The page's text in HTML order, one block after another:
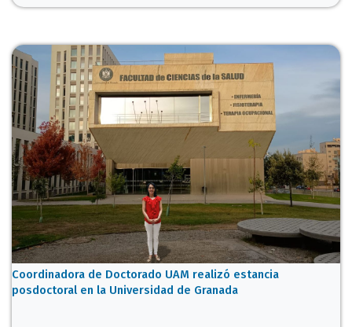
Coordinadora de Doctorado UAM realizó estancia
posdoctoral en la Universidad de Granada